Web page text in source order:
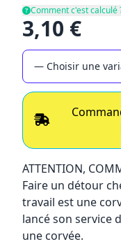
Comment c'est calculé
3,10 €
ATTENTION,
Faire un détour
travail est une
lancé son service
une corvée.